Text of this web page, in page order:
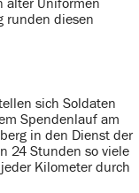
alter Uniformen
runden diesen
sich Soldaten
Spendenlauf am
in den Dienst der
24 Stunden so viele
Kilometer durch